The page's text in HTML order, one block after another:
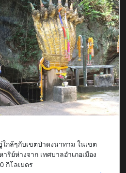
ริย์ห่างจาก เทศบาลอำเภอเมือง
กิโลเมตร